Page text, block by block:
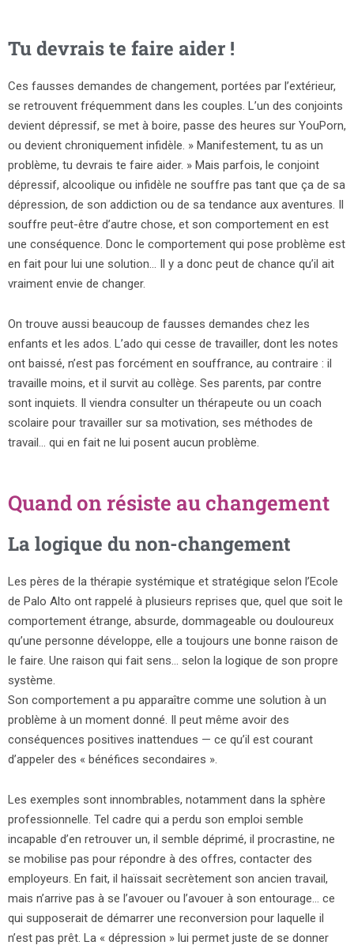
Tu devrais te faire aider !
Ces fausses demandes de changement, portées par l’extérieur,
se retrouvent fréquemment dans les couples. L’un des conjoints
devient dépressif, se met à boire, passe des heures sur YouPorn,
ou devient chroniquement infidèle. » Manifestement, tu as un
problème, tu devrais te faire aider. » Mais parfois, le conjoint
dépressif, alcoolique ou infidèle ne souffre pas tant que ça de sa
dépression, de son addiction ou de sa tendance aux aventures. Il
souffre peut-être d’autre chose, et son comportement en est
une conséquence. Donc le comportement qui pose problème est
en fait pour lui une solution… Il y a donc peut de chance qu’il ait
vraiment envie de changer.
On trouve aussi beaucoup de fausses demandes chez les
enfants et les ados. L’ado qui cesse de travailler, dont les notes
ont baissé, n’est pas forcément en souffrance, au contraire : il
travaille moins, et il survit au collège. Ses parents, par contre
sont inquiets. Il viendra consulter un thérapeute ou un coach
scolaire pour travailler sur sa motivation, ses méthodes de
travail… qui en fait ne lui posent aucun problème.
Quand on résiste au changement
La logique du non-changement
Les pères de la thérapie systémique et stratégique selon l’Ecole
de Palo Alto ont rappelé à plusieurs reprises que, quel que soit le
comportement étrange, absurde, dommageable ou douloureux
qu’une personne développe, elle a toujours une bonne raison de
le faire. Une raison qui fait sens… selon la logique de son propre
système.
Son comportement a pu apparaître comme une solution à un
problème à un moment donné. Il peut même avoir des
conséquences positives inattendues — ce qu’il est courant
d’appeler des « bénéfices secondaires ».
Les exemples sont innombrables, notamment dans la sphère
professionnelle. Tel cadre qui a perdu son emploi semble
incapable d’en retrouver un, il semble déprimé, il procrastine, ne
se mobilise pas pour répondre à des offres, contacter des
employeurs. En fait, il haïssait secrètement son ancien travail,
mais n’arrive pas à se l’avouer ou l’avouer à son entourage… ce
qui supposerait de démarrer une reconversion pour laquelle il
n’est pas prêt. La « dépression » lui permet juste de se donner